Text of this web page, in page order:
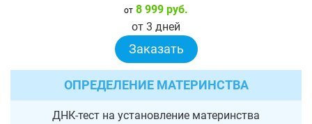
от 8 999 руб.
от 3 дней
Заказать
ОПРЕДЕЛЕНИЕ МАТЕРИНСТВА
ДНК-тест на установление материнства